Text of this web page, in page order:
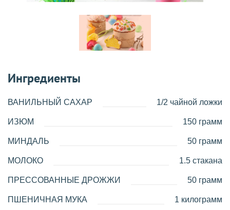
Ингредиенты
ВАНИЛЬНЫЙ САХАР 1/2 чайной ложки
ИЗЮМ 150 грамм
МИНДАЛЬ 50 грамм
МОЛОКО 1.5 стакана
ПРЕССОВАННЫЕ ДРОЖЖИ 50 грамм
ПШЕНИЧНАЯ МУКА 1 килограмм